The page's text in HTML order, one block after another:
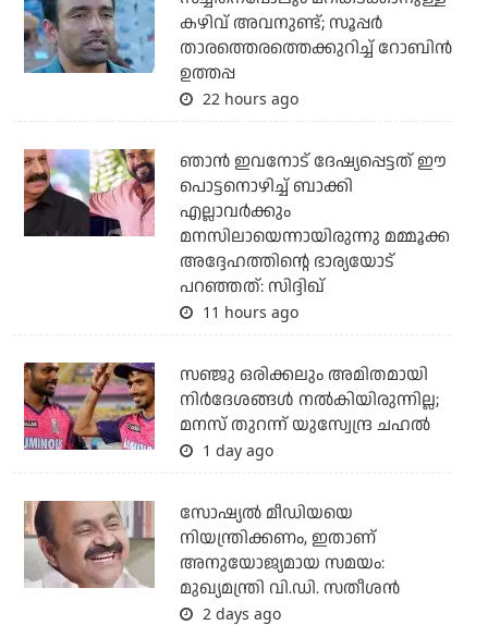
കഴിവ് അവനുണ്ട്; സൂപ്പര്‍
താരത്തെരത്തെക്കുറിച്ച് റോബിന്‍
ഉത്തപ്പ
22 hours ago
ഞാന്‍ ഇവനോട് ദേഷ്യപ്പെട്ടത് ഈ
പൊട്ടനൊഴിച്ച് ബാക്കി
എല്ലാവര്‍ക്കും
മനസിലായെന്നായിരുന്നു മമ്മൂക്ക
അദ്ദേഹത്തിന്റെ ഭാര്യയോട്
പറഞ്ഞത്: സിദ്ദിഖ്
11 hours ago
സഞ്ജു ഒരിക്കലും അമിതമായി
നിര്‍ദേശങ്ങള്‍ നല്‍കിയിരുന്നില്ല;
മനസ് തുറന്ന് യുസ്വേന്ദ്ര ചഹല്‍
1 day ago
സോഷ്യല്‍ മീഡിയയെ
നിയന്ത്രിക്കണം, ഇതാണ്
അനുയോജ്യമായ സമയം:
മുഖ്യമന്ത്രി വി.ഡി. സതീശന്‍
2 days ago